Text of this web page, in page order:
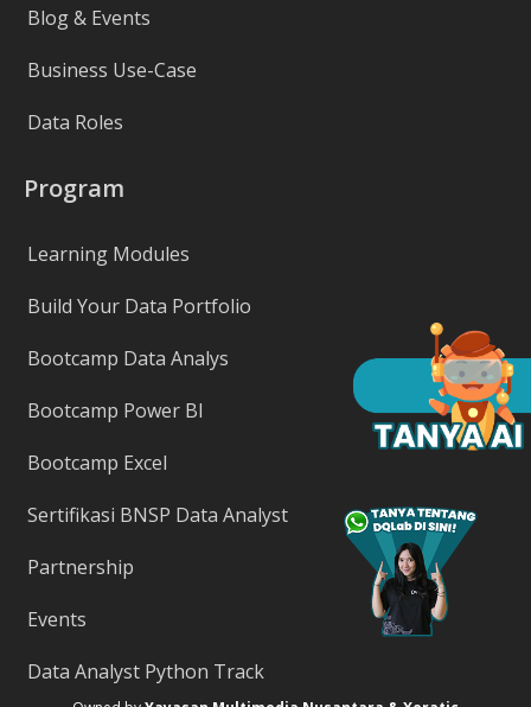
Blog & Events
Business Use-Case
Data Roles
Program
Learning Modules
Build Your Data Portfolio
Bootcamp Data Analys
Bootcamp Power BI
Bootcamp Excel
Sertifikasi BNSP Data Analyst
Partnership
Events
Data Analyst Python Track